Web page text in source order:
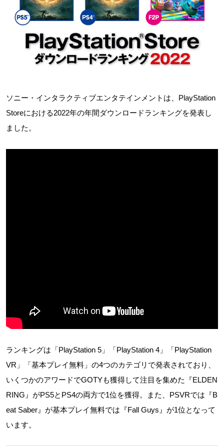
ソニー・インタラクティブエンタテインメントは、PlayStation
Storeにおける2022年の年間ダウンロードランキングを発表し
ました。
ランキングは「PlayStation 5」「PlayStation 4」「PlayStation
VR」「基本プレイ無料」の4つのカテゴリで発表されており、
いくつかのアワードでGOTYも獲得して注目を集めた『ELDEN
RING』がPS5とPS4の両方で1位を獲得。また、PSVRでは『B
eat Saber』が基本プレイ無料では『Fall Guys』が1位となって
います。